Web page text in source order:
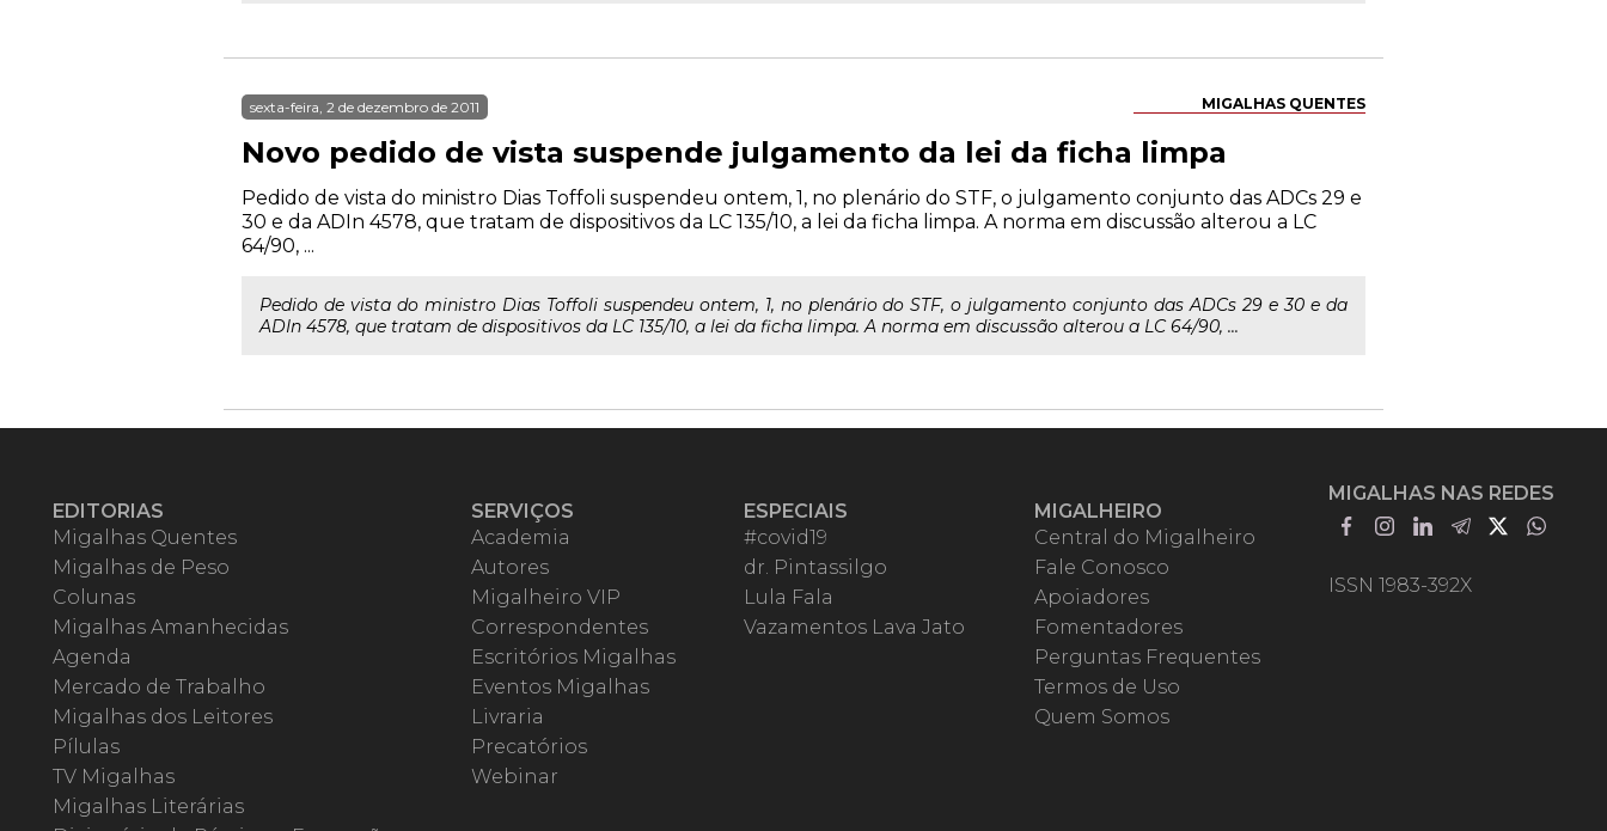
MIGALHAS QUENTES
sexta-feira, 2 de dezembro de 2011
Novo pedido de vista suspende julgamento da lei da ficha limpa
Pedido de vista do ministro Dias Toffoli suspendeu ontem, 1, no plenário do STF, o julgamento conjunto das ADCs 29 e
30 e da ADIn 4578, que tratam de dispositivos da LC 135/10, a lei da ficha limpa. A norma em discussão alterou a LC
64/90, ...
Pedido de vista do ministro Dias Toffoli suspendeu ontem, 1, no plenário do STF, o julgamento conjunto das ADCs 29 e 30 e da
ADIn 4578, que tratam de dispositivos da LC 135/10, a lei da ficha limpa. A norma em discussão alterou a LC 64/90, ...
EDITORIAS
Migalhas Quentes
Migalhas de Peso
Colunas
Migalhas Amanhecidas
Agenda
Mercado de Trabalho
Migalhas dos Leitores
Pílulas
TV Migalhas
Migalhas Literárias
SERVIÇOS
Academia
Autores
Migalheiro VIP
Correspondentes
Escritórios Migalhas
Eventos Migalhas
Livraria
Precatórios
Webinar
ESPECIAIS
#covid19
dr. Pintassilgo
Lula Fala
Vazamentos Lava Jato
MIGALHEIRO
Central do Migalheiro
Fale Conosco
Apoiadores
Fomentadores
Perguntas Frequentes
Termos de Uso
Quem Somos
MIGALHAS NAS REDES
ISSN 1983-392X